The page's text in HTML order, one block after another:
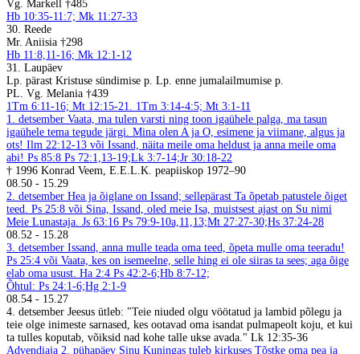
Vg. Markell †485
Hb 10:35-11:7; Mk 11:27-33
30. Reede
Mr. Aniisia †298
Hb 11:8,11-16; Mk 12:1-12
31. Laupäev
Lp. pärast Kristuse sündimise p. Lp. enne jumalailmumise p.
PL. Vg. Melania †439
1Tm 6:11-16; Mt 12:15-21. 1Tm 3:14-4:5; Mt 3:1-11
1. detsember Vaata, ma tulen varsti ning toon igaühele palga, ma tasun
igaühele tema tegude järgi. Mina olen A ja O, esimene ja viimane, algus ja
ots! Ilm 22:12-13 või Issand, näita meile oma heldust ja anna meile oma
abi! Ps 85:8 Ps 72:1,13-19;Lk 3:7-14;Jr 30:18-22
† 1996 Konrad Veem, E.E.L.K. peapiiskop 1972–90
08.50 - 15.29
2. detsember Hea ja õiglane on Issand; sellepärast Ta õpetab patustele õiget
teed. Ps 25:8 või Sina, Issand, oled meie Isa, muistsest ajast on Su nimi
Meie Lunastaja. Js 63:16 Ps 79:9-10a,11,13;Mt 27:27-30;Hs 37:24-28
08.52 - 15.28
3. detsember Issand, anna mulle teada oma teed, õpeta mulle oma teeradu!
Ps 25:4 või Vaata, kes on isemeelne, selle hing ei ole siiras ta sees; aga õige
elab oma usust. Ha 2:4 Ps 42:2-6;Hb 8:7-12;
Õhtul: Ps 24:1-6;Hg 2:1-9
08.54 - 15.27
4. detsember Jeesus ütleb: "Teie niuded olgu vöötatud ja lambid põlegu ja
teie olge inimeste sarnased, kes ootavad oma isandat pulmapeolt koju, et kui
ta tulles koputab, võiksid nad kohe talle ukse avada." Lk 12:35-36
Advendiaja 2. pühapäev Sinu Kuningas tuleb kirkuses Tõstke oma pea ja